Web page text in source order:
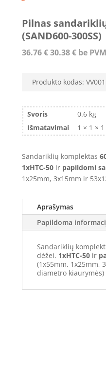
Pilnas
(SAND600-300SS)
36.76€30.38€be PVM
Produkto kodas:
Svoris
0.6 kg
Išmatavimai
1 × 1 ×
Sandariklių komplektas
1xHTC-50ir papildomi
1x25mm, 3x15mm ir
Aprašymas
Papildoma
Sandariklių
dėžei. 1xHTC-50ir
(1x55mm, 1x25mm,
diametro kiaurymės)